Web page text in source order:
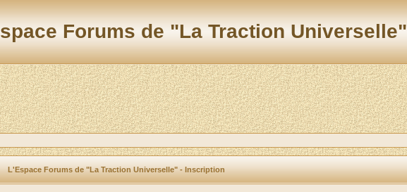
Forums de "La Traction Universelle"
L'Espace Forums de "La Traction Universelle" - Inscription